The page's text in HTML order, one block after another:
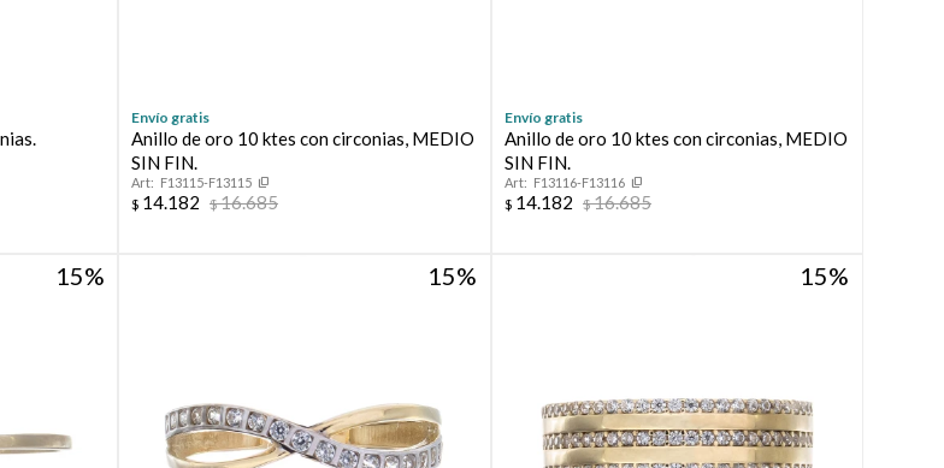
Envío gratis
Anillo de oro 10 ktes con circonias, MEDIO
SIN FIN.
F13115-F13115
$ 14.182 $16.685
Envío gratis
Anillo de oro 10 ktes con circonias, MEDIO
SIN FIN.
F13116-F13116
$ 14.182 $16.685
15 15 15